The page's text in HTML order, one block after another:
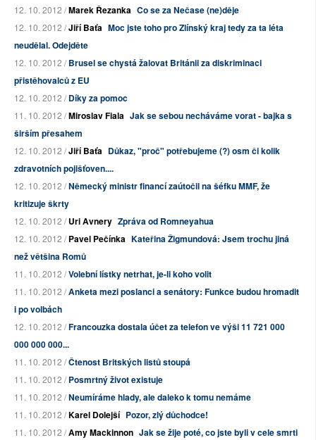
12. 10. 2012 /Marek Řezanka Co se za Nečase (ne)děje
12. 10. 2012 /Jiří Baťa Moc jste toho pro Zlínský kraj tedy za ta léta
neudělal. Odejděte
12. 10. 2012 /Brusel se chystá žalovat Británii za diskriminaci
přistěhovalců z EU
12. 10. 2012 /Díky za pomoc
11. 10. 2012 /Miroslav Fiala Jak se sebou necháváme vorat - bajka s
širším přesahem
12. 10. 2012 /Jiří Baťa Důkaz, "proč" potřebujeme (?) osm či kolik
zdravotních pojišťoven....
12. 10. 2012 /Německý ministr financí zaútočil na šéfku MMF, že
kritizuje škrty
12. 10. 2012 /Uri Avnery Zpráva od Romneyahua
12. 10. 2012 /Pavel Pečínka Kateřina Žigmundová: Jsem trochu jiná
než většina Romů
11. 10. 2012 /Volební lístky netrhat, je-li koho volit
11. 10. 2012 /Anketa mezi poslanci a senátory: Funkce budou hromadit
i po volbách
12. 10. 2012 /Francouzka dostala účet za telefon ve výši 11 721 000
000 000 000...
11. 10. 2012 /Čtenost Britských listů stoupá
11. 10. 2012 /Posmrtný život existuje
11. 10. 2012 /Neumíráme hlady, ale daleko k tomu nemáme
11. 10. 2012 /Karel Dolejší Pozor, zlý důchodce!
11. 10. 2012 /Amy Mackinnon Jak se žije poté, co jste byli v cele smrti